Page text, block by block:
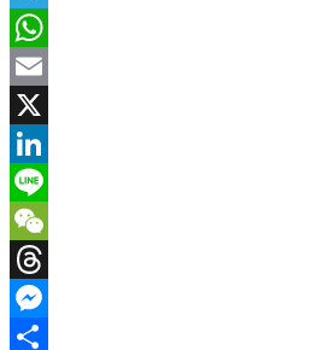
Telegram
WhatsApp
Email
X
LinkedIn
Line
WeChat
Threads
Messenger